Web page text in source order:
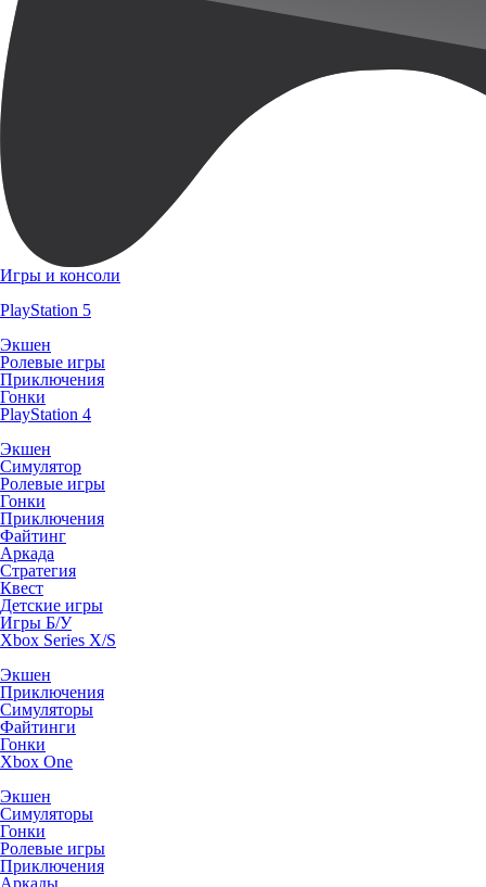
Игры и консоли
PlayStation 5
Экшен
Ролевые игры
Приключения
Гонки
PlayStation 4
Экшен
Симулятор
Ролевые игры
Гонки
Приключения
Файтинг
Аркада
Стратегия
Квест
Детские игры
Игры Б/У
Xbox Series X/S
Экшен
Приключения
Симуляторы
Файтинги
Гонки
Xbox One
Экшен
Симуляторы
Гонки
Ролевые игры
Приключения
Аркады